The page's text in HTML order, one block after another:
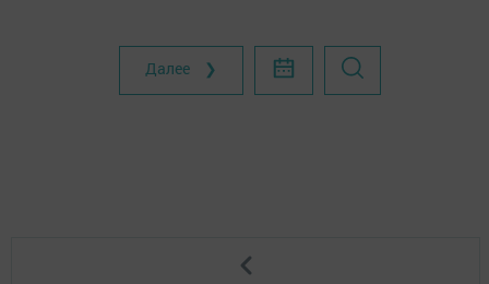
Далее ❯